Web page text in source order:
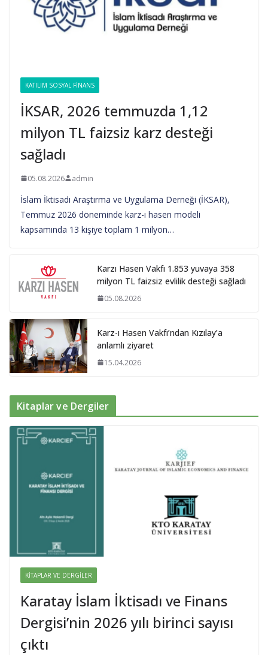
KATILIM SOSYAL FINANS
İKSAR, 2026 temmuzda 1,12
milyon TL faizsiz karz desteği
sağladı
05.08.2026 admin
İslam İktisadı Araştırma ve Uygulama Derneği (İKSAR),
Temmuz 2026 döneminde karz-ı hasen modeli
kapsamında 13 kişiye toplam 1 milyon…
Karzı Hasen Vakfı 1.853 yuvaya 358
milyon TL faizsiz evlilik desteği sağladı
05.08.2026
Karz-ı Hasen Vakfı’ndan Kızılay’a
anlamlı ziyaret
15.04.2026
Kitaplar ve Dergiler
KITAPLAR VE DERGILER
Karatay İslam İktisadı ve Finans
Dergisi’nin 2026 yılı birinci sayısı
çıktı